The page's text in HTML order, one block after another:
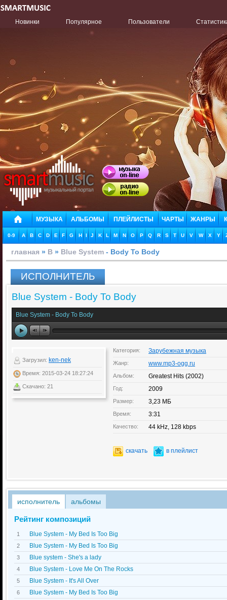
Новинки Популярное Пользователи
МУЗЫКА АЛЬБОМЫ ПЛЕЙЛИСТЫ ЧАРТЫ ЖАНРЫ
0-9 A B C D E F G H I J K L M N O P Q R S T U V W X Y
главная » B » Blue System - Body To Body
ИСПОЛНИТЕЛЬ
Blue System - Body To Body
Blue System - Body To Body
Загрузил: ken-nek
Время: 2015-03-24 18:27:24
Скачано: 21
Категория: Зарубежная музыка
Жанр: www.mp3-ogg.ru
Альбом: Greatest Hits (2002)
Год: 2009
Размер: 3,23 МБ
Время: 3:31
Качество: 44 kHz, 128 kbps
скачать в плейлист
исполнитель альбомы
Рейтинг композиций
1 Blue System - My Bed Is Too Big
2 Blue System - My Bed Is Too Big
3 Blue system - She's a lady
4 Blue System - Love Me On The Rocks
5 Blue System - It's All Over
6 Blue System - My Bed Is Too Big